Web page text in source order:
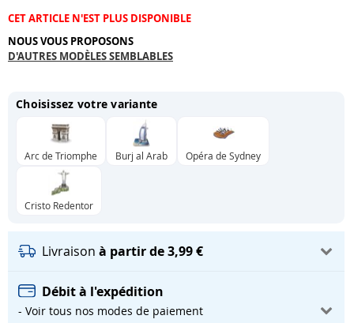
CET ARTICLE N'EST PLUS DISPONIBLE
NOUS VOUS PROPOSONS
D'AUTRES MODÈLES SEMBLABLES
Choisissez votre variante
Arc de Triomphe Burj al Arab Opéra de Sydney
Cristo Redentor
Livraison à partir de 3,99 €
Débit à l'expédition
- Voir tous nos modes de paiement